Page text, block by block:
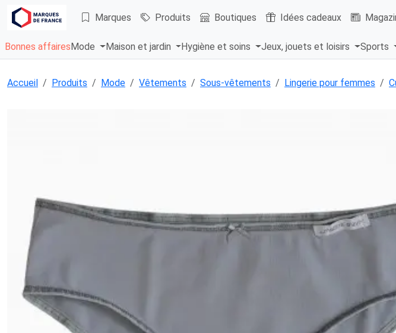
Marques Produits Boutiques Idées cadeaux
Bonnes affaires Mode Maison et jardin Hygiène et soins Jeux, jouets et loisirs Sports
Accueil Produits Mode Vêtements Sous-vêtements Lingerie pour femmes